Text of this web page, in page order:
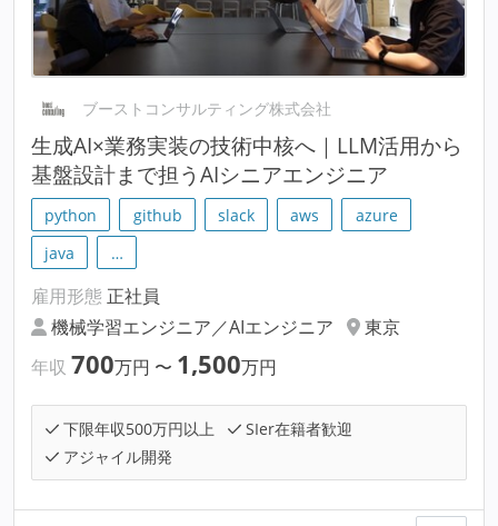
ブーストコンサルティング株式会社
生成AI×業務実装の技術中核へ｜LLM活用から
基盤設計まで担うAIシニアエンジニア
python github slack aws
azure
java
…
雇用形態 正社員
機械学習エンジニア／AIエンジニア
東京
年収 700万円 〜 1,500万円
下限年収500万円以上
SIer在籍者歓迎
アジャイル開発